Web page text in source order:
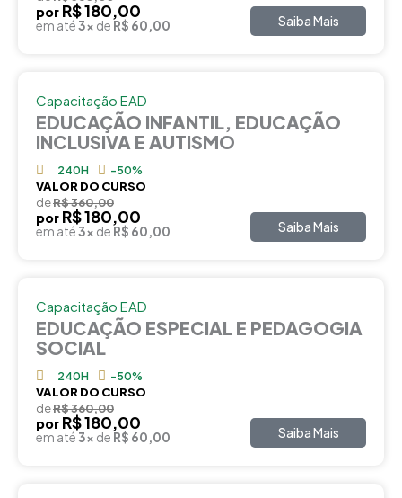
por R$ 180,00
em até3x de R$ 60,00 Saiba Mais
Capacitação EAD
EDUCAÇÃO INFANTIL, EDUCAÇÃO
INCLUSIVA E AUTISMO
240H -50%
VALOR DO CURSO
deR$ 360,00
por R$ 180,00
em até3x de R$ 60,00 Saiba Mais
Capacitação EAD
EDUCAÇÃO ESPECIAL E PEDAGOGIA
SOCIAL
240H -50%
VALOR DO CURSO
deR$ 360,00
por R$ 180,00
em até3x de R$ 60,00 Saiba Mais